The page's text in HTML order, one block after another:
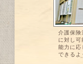
介護保険
に対し可
能力に応
できるよ